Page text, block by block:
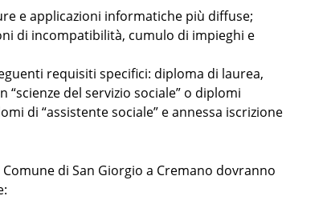
e applicazioni informatiche più diffuse;
di incompatibilità, cumulo di impieghi e
requisiti specifici: diploma di laurea,
del servizio sociale” o diplomi
di “assistente sociale” e annessa iscrizione
di San Giorgio a Cremano dovranno